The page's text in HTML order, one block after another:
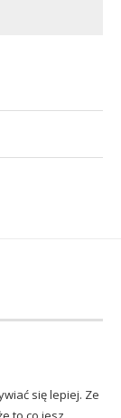
się lepiej. Ze